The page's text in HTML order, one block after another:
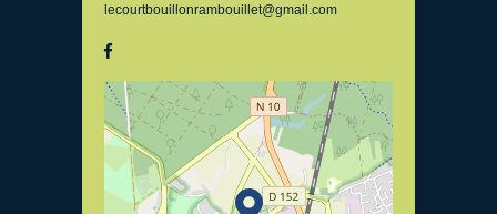
lecourtbouillonrambouillet@gmail.com